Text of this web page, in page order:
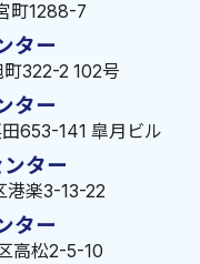
町1288-7
ター
322-2 102号
ター
653-141 皐月ビル
ター
港楽3-13-22
ター
高松2-5-10